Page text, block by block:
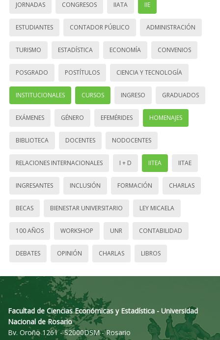
JORNADAS CONGRESOS IIATA IIE
ESTUDIANTES CONTADOR PÚBLICO ADMINISTRACIÓN
TURISMO ESTADÍSTICA ECONOMÍA CONVENIOS
POSGRADO POSTÍTULOS CIENCIA Y TECNOLOGÍA
INSTITUCIONALES CURSOS INGRESO GRADUADOS
EXÁMENES GÉNERO EFEMÉRIDES HOMENAJES
BIBLIOTECA DOCENTES NODOCENTES
RELACIONES INTERNACIONALES I + D IITEA IITAE
INGRESANTES INCLUSIÓN FORMACIÓN CHARLAS
BECAS BIENESTAR UNIVERSITARIO LEY MICAELA
100 AÑOS WORKSHOP UNR CONTABILIDAD
DEBATES OPINIÓN CHARLAS LIBROS
Facultad de Ciencias Económicas y Estadística - Universidad
Nacional de Rosario
Bv. Oroño 1261 - S2000DSM - Rosario